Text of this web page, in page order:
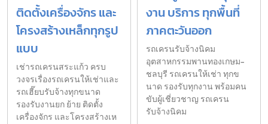
ติดตั้งเครื่องจักร และ
โครงสร้างเหล็กทุกรูป
แบบ
เช่ารถเครนสระแก้ว ครบ
วงจรเรื่องรถเครนให้เช่าและ
รถเฮี๊ยบรับจ้างทุกขนาด
รองรับงานยก ย้าย ติดตั้ง
เครื่องจักร และโครงสร้างเห
งาน บริการ ทุกพื้นที่
ภาคตะวันออก
รถเครนรับจ้างนิคม
อุตสาหกรรมพานทองเกษม-
ชลบุรี รถเครนให้เช่า ทุกข
นาด รองรับทุกงาน พร้อมคน
ขับผู้เชี่ยวชาญ รถเครน
รับจ้างนิคม